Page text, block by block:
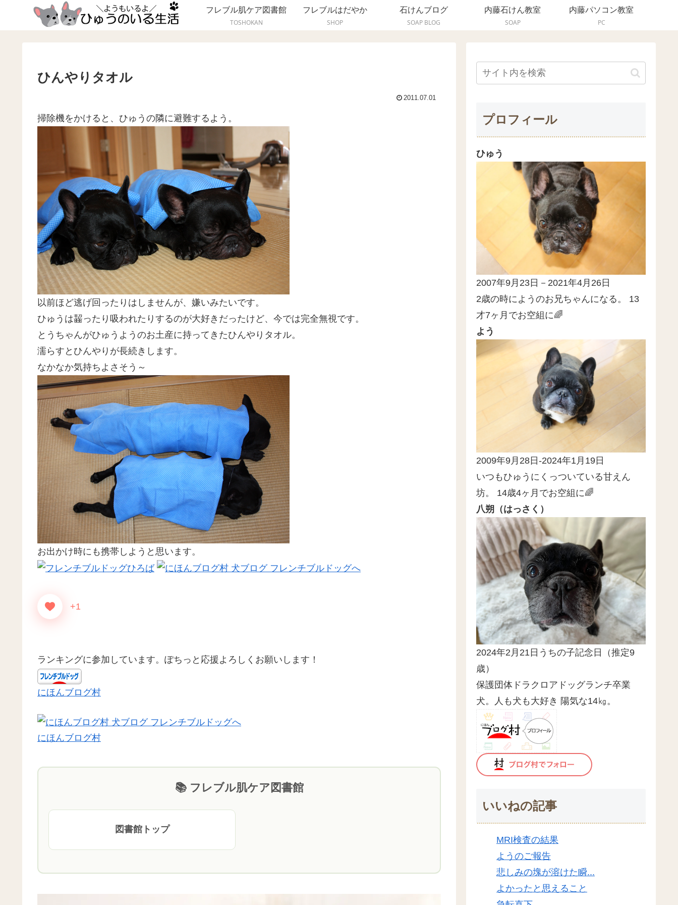
フレブル肌ケア図書館
TOSHOKAN
フレブルはだやか
SHOP
石けんブログ
SOAP BLOG
内藤石けん教室
SOAP
内藤パソコン教室
PC
ひんやりタオル
2011.07.01
掃除機をかけると、ひゅうの隣に避難するよう。
以前ほど逃げ回ったりはしませんが、嫌いみたいです。
ひゅうは齧ったり吸われたりするのが大好きだったけど、今では完全無視です。
とうちゃんがひゅうようのお土産に持ってきたひんやりタオル。
濡らすとひんやりが長続きします。
なかなか気持ちよさそう～
お出かけ時にも携帯しようと思います。
+1
ランキングに参加しています。ぽちっと応援よろしくお願いします！
にほんブログ村
にほんブログ村
📚 フレブル肌ケア図書館
図書館トップ
プロフィール
ひゅう
2007年9月23日－2021年4月26日
2歳の時にようのお兄ちゃんになる。 13
才7ヶ月でお空組に🌈
よう
2009年9月28日-2024年1月19日
いつもひゅうにくっついている甘えん
坊。 14歳4ヶ月でお空組に🌈
八朔（はっさく）
2024年2月21日うちの子記念日（推定9
歳）
保護団体ドラクロアドッグランチ卒業
犬。人も犬も大好き 陽気な14㎏。
いいねの記事
MRI検査の結果
ようのご報告
悲しみの塊が溶けた瞬...
よかったと思えること